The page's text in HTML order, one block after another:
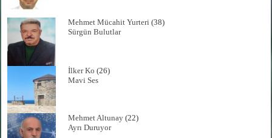
Mehmet Mücahit Yurteri (38)
Sürgün Bulutlar
İlker Ko (26)
Mavi Ses
Mehmet Altunay (22)
Ayrı Duruyor